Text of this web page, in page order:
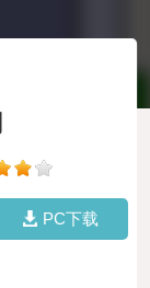
PC下载